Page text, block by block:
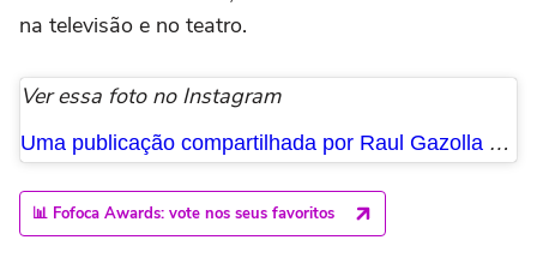
na televisão e no teatro.
Ver essa foto no Instagram
Uma publicação compartilhada por Raul Gazolla (@rgazolla)
📊 Fofoca Awards: vote nos seus favoritos